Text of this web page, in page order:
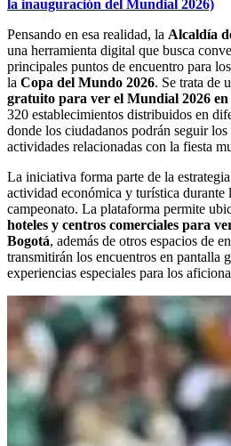
la inauguración del Mundial 2026)
Pensando en esa realidad, la Alcaldía
una herramienta digital que busca
principales puntos de encuentro para
la Copa del Mundo 2026. Se trata de
gratuito para ver el Mundial 2026 en
320 establecimientos distribuidos en
donde los ciudadanos podrán seguir
actividades relacionadas con la fiesta
La iniciativa forma parte de la
actividad económica y turística durante
campeonato. La plataforma permite
hoteles y centros comerciales para
Bogotá, además de otros espacios de
transmitirán los encuentros en pantalla
experiencias especiales para los